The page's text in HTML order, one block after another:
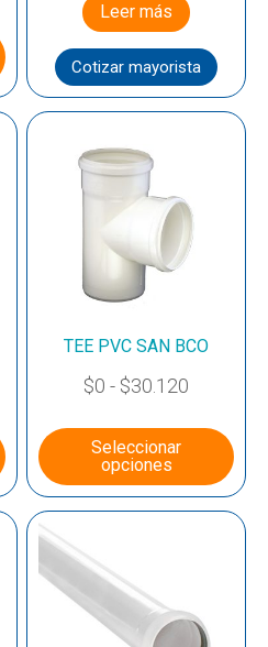
Leer más
Cotizar mayorista
TEE PVC SAN BCO
$0 - $30.120
Seleccionar
opciones